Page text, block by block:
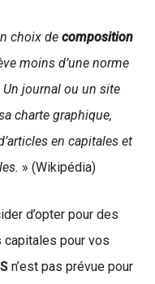
choix de composition
moins d’une norme
Un journal ou un site
charte graphique,
en capitales et
» (Wikipédia)
d’opter pour des
pour vos
n’est pas prévue pour